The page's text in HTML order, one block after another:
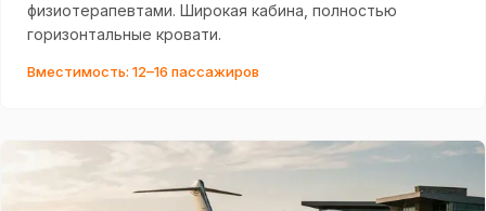
физиотерапевтами. Широкая кабина, полностью
горизонтальные кровати.
Вместимость: 12–16 пассажиров